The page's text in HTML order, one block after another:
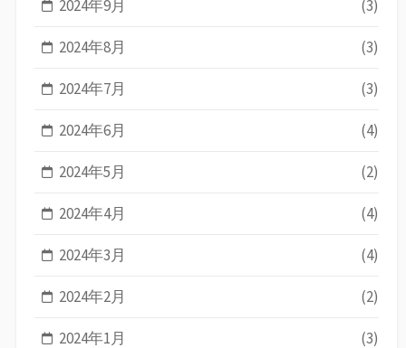
2024年9月 (3)
2024年8月 (3)
2024年7月 (3)
2024年6月 (4)
2024年5月 (2)
2024年4月 (4)
2024年3月 (4)
2024年2月 (2)
2024年1月 (3)